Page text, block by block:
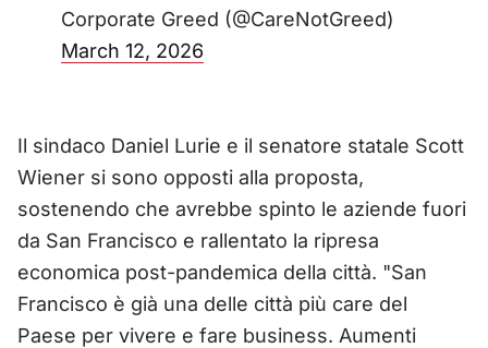
Corporate Greed (@CareNotGreed)
March 12, 2026
Il sindaco Daniel Lurie e il senatore statale Scott
Wiener si sono opposti alla proposta,
sostenendo che avrebbe spinto le aziende fuori
da San Francisco e rallentato la ripresa
economica post-pandemica della città. "San
Francisco è già una delle città più care del
Paese per vivere e fare business. Aumenti